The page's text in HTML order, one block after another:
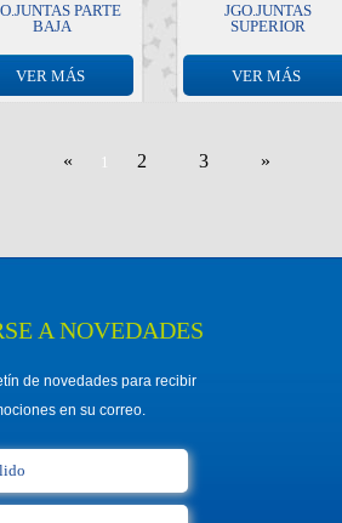
PARTE
BAJA
VER MÁS
JGO.JUNTAS
SUPERIOR
VER MÁS
« 1 2 3 »
A NOVEDADES
de novedades para recibir
en su correo.